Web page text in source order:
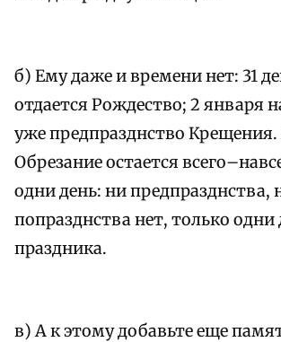
б) Ему даже и времени нет: 31
отдается Рождество; 2 января
уже предпразднство Крещения.
Обрезание остается
одни день: ни предпразднства,
попразднства нет, только одни
праздника.
в) А к этому добавьте еще